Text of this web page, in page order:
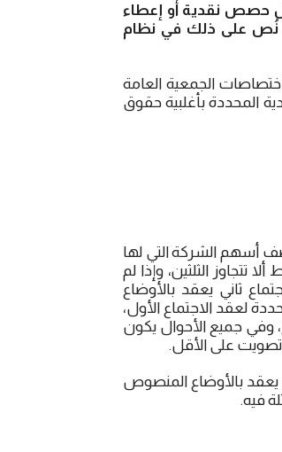
حصص نقدية أو إعطاء
نُص على ذلك في نظام
الجمعية العامة
المحددة بأغلبية حقوق
أسهم الشركة التي لها
الثلثين، وإذا لم
ثاني يعقد بالأوضاع
لعقد الاجتماع الأول،
وفي جميع الأحوال يكون
تصويت على الأقل.
يعقد بالأوضاع المنصوص
فيه.